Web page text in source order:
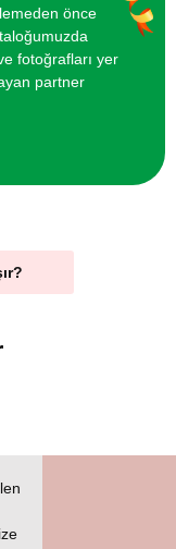
önce
fotoğrafları yer
partner